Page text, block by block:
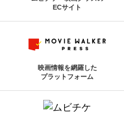
ECサイト
映画情報を網羅した
プラットフォーム